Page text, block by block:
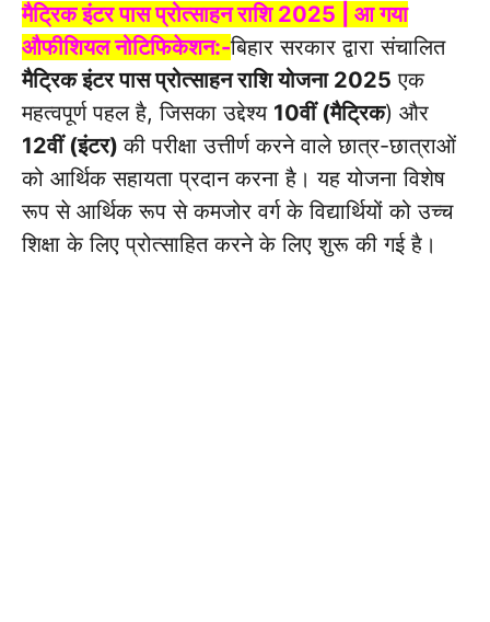
मैट्रिक इंटर पास प्रोत्साहन राशि 2025 | आ गया
औफीशियल नोटिफिकेशन:-बिहार सरकार द्वारा संचालित
मैट्रिक इंटर पास प्रोत्साहन राशि योजना 2025 एक
महत्वपूर्ण पहल है, जिसका उद्देश्य 10वीं (मैट्रिक) और
12वीं (इंटर)की परीक्षा उत्तीर्ण करने वाले छात्र-छात्राओं
को आर्थिक सहायता प्रदान करना है। यह योजना विशेष
रूप से आर्थिक रूप से कमजोर वर्ग के विद्यार्थियों को उच्च
शिक्षा के लिए प्रोत्साहित करने के लिए शुरू की गई है।